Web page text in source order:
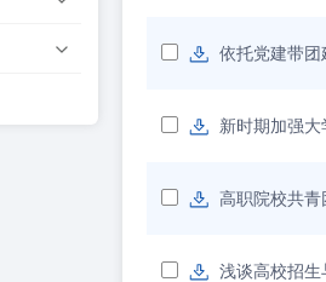
依托党建带
新时期加强
高职院校共
浅谈高校招